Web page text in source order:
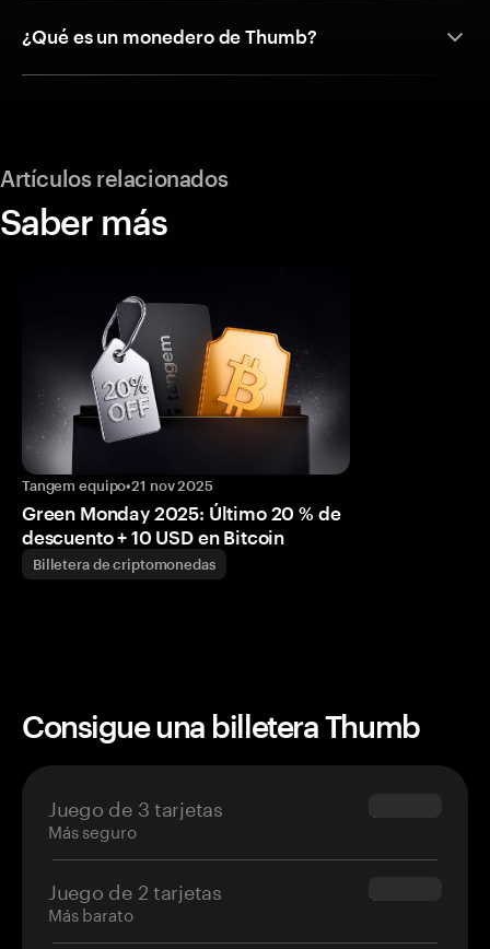
¿Qué es un monedero de Thumb?
Artículos relacionados
Saber más
Tangem equipo•21 nov 2025
Green Monday 2025: Último 20 % de
descuento + 10 USD en Bitcoin
Billetera de criptomonedas
Consigue una billetera Thumb
Juego de 3 tarjetas
Más seguro
$69.90
Juego de 2 tarjetas
Más barato
$54.90